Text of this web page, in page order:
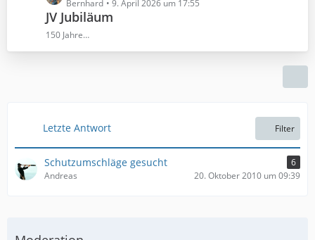
r
ä
g
e
B
e
i
t
e
z
r
ä
g
e
Bernhard 9. April 2026 um 17:55
JV Jubiläum
150 Jahre…
Letzte Antwort Filter
Schutzumschläge gesucht
6
Andreas
20. Oktober 2010 um 09:39